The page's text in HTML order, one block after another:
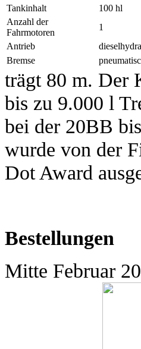
Tankinhalt
100 hl
Anzahl der
Fahrmotoren
1
Antrieb
Bremse
trägt 80 m. Der
bis zu 9.000 l
bei der 20BB
wurde von der
Dot Award
Bestellungen
Mitte Februar